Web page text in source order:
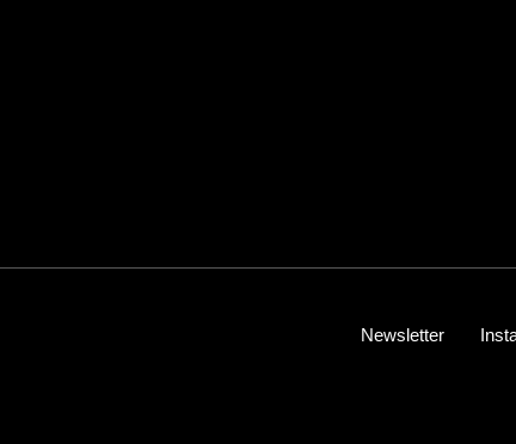
Newsletter